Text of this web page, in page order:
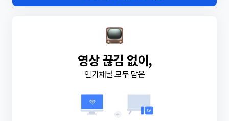
영상 끊김 없이,
인기채널 모두 담은
+